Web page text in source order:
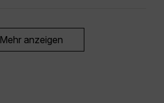
Mehr anzeigen